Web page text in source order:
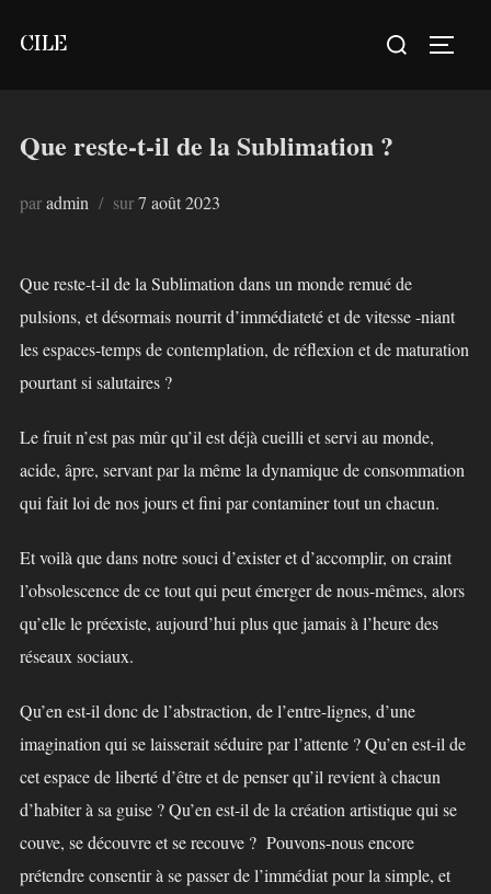
CILE Rechercher :
Que reste-t-il de la Sublimation ?
paradmin surPublié
7 août 2023
Que reste-t-il de la Sublimation dans un monde remué de
pulsions, et désormais nourrit d’immédiateté et de vitesse -niant
les espaces-temps de contemplation, de réflexion et de maturation
pourtant si salutaires ?
Le fruit n’est pas mûr qu’il est déjà cueilli et servi au monde,
acide, âpre, servant par la même la dynamique de consommation
qui fait loi de nos jours et fini par contaminer tout un chacun.
Et voilà que dans notre souci d’exister et d’accomplir, on craint
l’obsolescence de ce tout qui peut émerger de nous-mêmes, alors
qu’elle le préexiste, aujourd’hui plus que jamais à l’heure des
réseaux sociaux.
Qu’en est-il donc de l’abstraction, de l’entre-lignes, d’une
imagination qui se laisserait séduire par l’attente ? Qu’en est-il de
cet espace de liberté d’être et de penser qu’il revient à chacun
d’habiter à sa guise ? Qu’en est-il de la création artistique qui se
couve, se découvre et se recouve ? Pouvons-nous encore
prétendre consentir à se passer de l’immédiat pour la simple, et